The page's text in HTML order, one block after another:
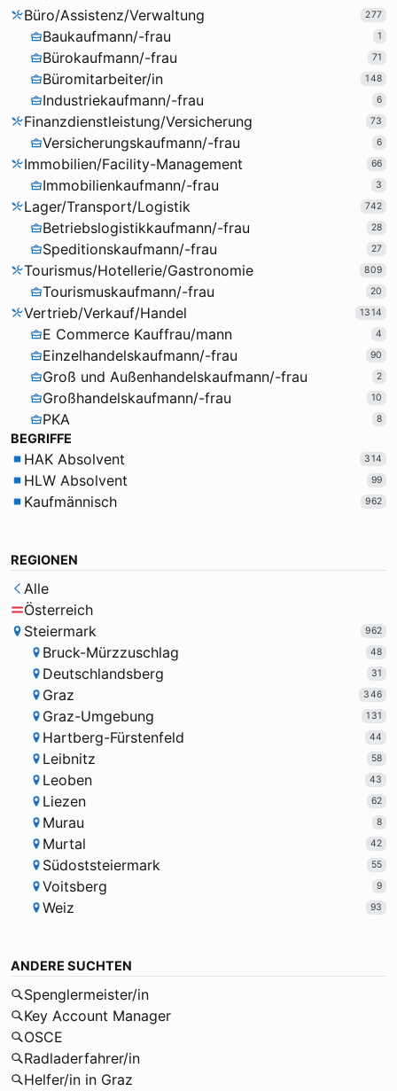
Büro/Assistenz/Verwaltung
277
Baukaufmann/-frau 1
Bürokaufmann/-frau 71
Büromitarbeiter/in 148
Industriekaufmann/-frau 6
Finanzdienstleistung/Versicherung 73
Versicherungskaufmann/-frau 6
Immobilien/Facility-Management 66
Immobilienkaufmann/-frau 3
Lager/Transport/Logistik 742
Betriebslogistikkaufmann/-frau 28
Speditionskaufmann/-frau 27
Tourismus/Hotellerie/Gastronomie 809
Tourismuskaufmann/-frau 20
Vertrieb/Verkauf/Handel 1314
E Commerce Kauffrau/mann 4
Einzelhandelskaufmann/-frau 90
Groß und Außenhandelskaufmann/-frau 2
Großhandelskaufmann/-frau 10
PKA 8
BEGRIFFE
HAK Absolvent 314
HLW Absolvent 99
Kaufmännisch 962
REGIONEN
Alle
Österreich
Steiermark
962
Bruck-Mürzzuschlag 48
Deutschlandsberg 31
Graz 346
Graz-Umgebung 131
Hartberg-Fürstenfeld 44
Leibnitz 58
Leoben 43
Liezen 62
Murau 8
Murtal 42
Südoststeiermark 55
Voitsberg 9
Weiz 93
ANDERE SUCHTEN
Spenglermeister/in
Key Account Manager
OSCE
Radladerfahrer/in
Helfer/in in Graz